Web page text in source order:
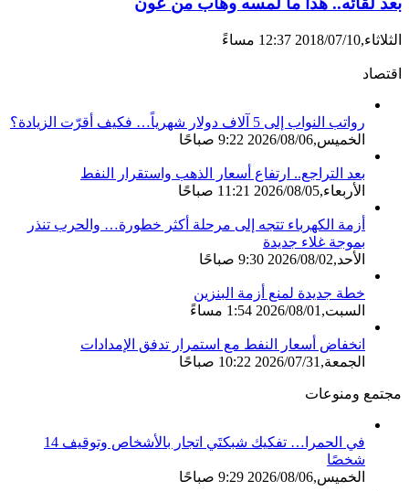
الثلاثاء,2018/07/10 12:37 مساءً
اقتصاد
رواتب النواب إلى 5 آلاف دولار شهرياً… فكيف أقرّت الزيادة؟
الخميس,2026/08/06 9:22 صباحًا
بعد التراجع.. ارتفاع أسعار الذهب واستقرار النفط
الأربعاء,2026/08/05 11:21 صباحًا
أزمة الكهرباء تتجه إلى مرحلة أكثر خطورة… والحرب تنذر
بموجة غلاء جديدة
الأحد,2026/08/02 9:30 صباحًا
خطة جديدة لمنع أزمة البنزين
السبت,2026/08/01 1:54 مساءً
انخفاض أسعار النفط مع استمرار تدفق الإمدادات
الجمعة,2026/07/31 10:22 صباحًا
مجتمع ومنوعات
في الحمرا… تفكيك شبكتَي اتجار بالأشخاص وتوقيف 14
شخصًا
الخميس,2026/08/06 9:29 صباحًا